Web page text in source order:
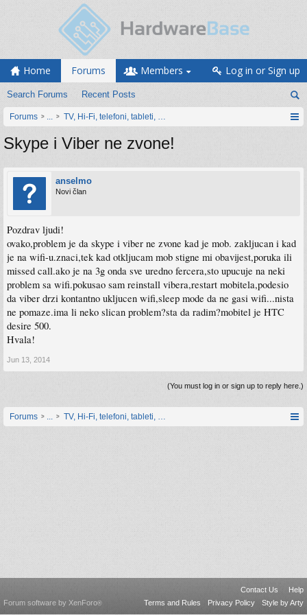
Home Forums
Search Forums Recent Posts
Members Log in or Sign up
Forums ... TV, Hi-Fi, telefoni, tableti, satovi, IoT oprema
Skype i Viber ne zvone!
anselmo
Novi član
Pozdrav ljudi!
ovako,problem je da skype i viber ne zvone kad je mob. zakljucan i kad
je na wifi-u.znaci,tek kad otkljucam mob stigne mi obavijest,poruka ili
missed call.ako je na 3g onda sve uredno fercera,sto upucuje na neki
problem sa wifi.pokusao sam reinstall vibera,restart mobitela,podesio
da viber drzi kontantno ukljucen wifi,sleep mode da ne gasi wifi...nista
ne pomaze.ima li neko slican problem?sta da radim?mobitel je HTC
desire 500.
Hvala!
Jun 13, 2014
(You must log in or sign up to reply here.)
Forums ... TV, Hi-Fi, telefoni, tableti, satovi, IoT oprema
Contact Us
Help
Terms and Rules
Privacy Policy Style by Arty
Forum software by XenForo®